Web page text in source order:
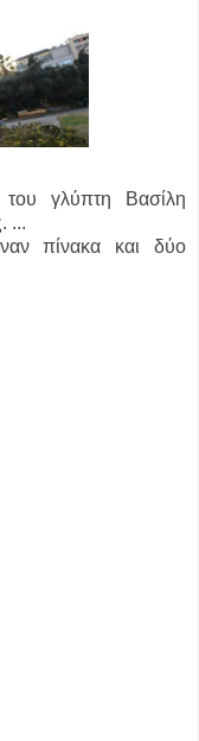
γλύπτη Βασίλη
...
πίνακα και δύο